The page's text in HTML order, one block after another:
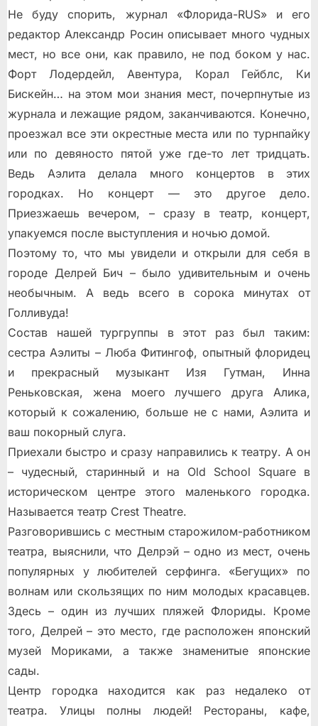
Не буду спорить, журнал «Флорида-RUS» и его
редактор Александр Росин описывает много чудных
мест, но все они, как правило, не под боком у нас.
Форт Лодердейл, Авентура, Корал Гейблс, Ки
Бискейн… на этом мои знания мест, почерпнутые из
журнала и лежащие рядом, заканчиваются. Конечно,
проезжал все эти окрестные места или по турнпайку
или по девяносто пятой уже где-то лет тридцать.
Ведь Аэлита делала много концертов в этих
городках. Но концерт — это другое дело.
Приезжаешь вечером, – сразу в театр, концерт,
упакуемся после выступления и ночью домой.
Поэтому то, что мы увидели и открыли для себя в
городе Делрей Бич – было удивительным и очень
необычным. А ведь всего в сорока минутах от
Голливуда!
Состав нашей тургруппы в этот раз был таким:
сестра Аэлиты – Люба Фитингоф, опытный флоридец
и прекрасный музыкант Изя Гутман, Инна
Реньковская, жена моего лучшего друга Алика,
который к сожалению, больше не с нами, Аэлита и
ваш покорный слуга.
Приехали быстро и сразу направились к театру. А он
– чудесный, старинный и на Old School Square в
историческом центре этого маленького городка.
Называется театр Crest Theatre.
Разговорившись с местным старожилом-работником
театра, выяснили, что Делрэй – одно из мест, очень
популярных у любителей серфинга. «Бегущих» по
волнам или скользящих по ним молодых красавцев.
Здесь – один из лучших пляжей Флориды. Кроме
того, Делрей – это место, где расположен японский
музей Мориками, а также знаменитые японские
сады.
Центр городка находится как раз недалеко от
театра. Улицы полны людей! Рестораны, кафе,